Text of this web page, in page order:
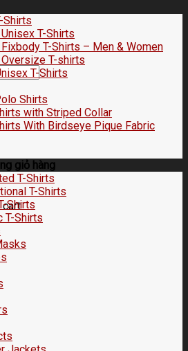
giỏ hàng
Shirts
T-Shirts
T-Shirts – Men & Women
T-shirts
T-Shirts
Shirts
with Striped Collar
With Birdseye Pique Fabric
T-Shirts
T-Shirts
Shirts
T-Shirts